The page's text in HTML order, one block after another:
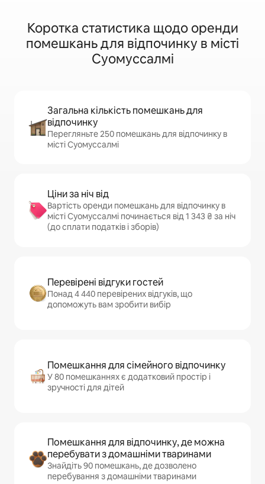
Коротка статистика щодо оренди
помешкань для відпочинку в місті
Суомуссалмі
Загальна кількість помешкань для
відпочинку
Перегляньте 250 помешкань для відпочинку в
місті Суомуссалмі
Ціни за ніч від
Вартість оренди помешкань для відпочинку в
місті Суомуссалмі починається від 1 343 ₴ за ніч
(до сплати податків і зборів)
Перевірені відгуки гостей
Понад 4 440 перевірених відгуків, що
допоможуть вам зробити вибір
Помешкання для сімейного відпочинку
У 80 помешканнях є додатковий простір і
зручності для дітей
Помешкання для відпочинку, де можна
перебувати з домашніми тваринами
Знайдіть 90 помешкань, де дозволено
перебування з домашніми тваринами